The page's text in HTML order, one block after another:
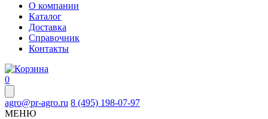
О компании
Каталог
Доставка
Справочник
Контакты
0
agro@pr-agro.ru 8 (495) 198-07-97
МЕНЮ